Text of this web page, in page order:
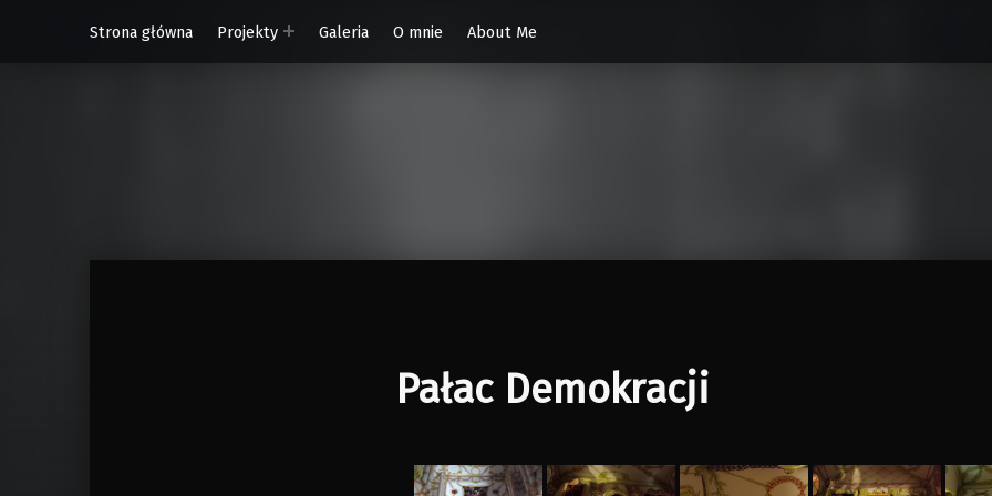
Strona główna
Projekty Galeria O mnie About Me
Pałac Demokracji